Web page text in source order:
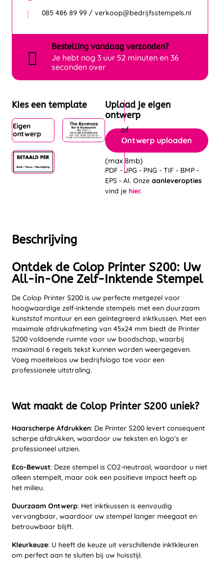
Beschrijving
Ontdek de Colop Printer S200: Uw
All-in-One Zelf-Inktende Stempel
De Colop Printer S200 is uw perfecte metgezel voor
hoogwaardige zelf-inktende stempels met een duurzaam
kunststof montuur en een geïntegreerd inktkussen. Met een
maximale afdrukafmeting van 45x24 mm biedt de Printer
S200 voldoende ruimte voor uw boodschap, waarbij
maximaal 6 regels tekst kunnen worden weergegeven.
Voeg moeiteloos uw bedrijfslogo toe voor een
professionele uitstraling.
Wat maakt de Colop Printer S200 uniek?
Haarscherpe Afdrukken: De Printer S200 levert consequent
scherpe afdrukken, waardoor uw teksten en logo's er
professioneel uitzien.
Eco-Bewust: Deze stempel is CO2-neutraal, waardoor u niet
alleen stempelt, maar ook een positieve impact heeft op
het milieu.
Duurzaam Ontwerp: Het inktkussen is eenvoudig
vervangbaar, waardoor uw stempel langer meegaat en
betrouwbaar blijft.
Kleurkeuze: U heeft de keuze uit verschillende inktkleuren
om perfect aan te sluiten bij uw huisstijl.
085 486 89 99 / verkoop@bedrijfsstempels.nl
Bestelling vandaag verzonden?
Je hebt nog 3 uur 52 minuten en 36
seconden over
Kies een template
Eigen
ontwerp
Upload je eigen
ontwerp
Ontwerp uploaden
(max 8mb)
PDF - JPG - PNG - TIF - BMP -
EPS - AI. Onze aanleveropties
vind je hier.